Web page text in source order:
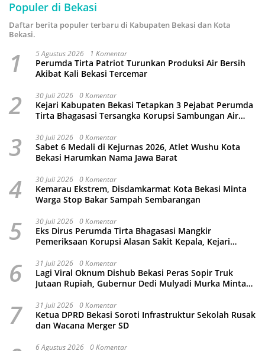
Populer di Bekasi
Daftar berita populer terbaru di Kabupaten Bekasi dan Kota
Bekasi.
1 5 Agustus 2026 1 Komentar
Perumda Tirta Patriot Turunkan Produksi Air Bersih
Akibat Kali Bekasi Tercemar
2 30 Juli 2026 0 Komentar
Kejari Kabupaten Bekasi Tetapkan 3 Pejabat Perumda
Tirta Bhagasasi Tersangka Korupsi Sambungan Air
3 30 Juli 2026 0 Komentar
Sabet 6 Medali di Kejurnas 2026, Atlet Wushu Kota
Bekasi Harumkan Nama Jawa Barat
4 30 Juli 2026 0 Komentar
Kemarau Ekstrem, Disdamkarmat Kota Bekasi Minta
Warga Stop Bakar Sampah Sembarangan
5 30 Juli 2026 0 Komentar
Eks Dirus Perumda Tirta Bhagasasi Mangkir
Pemeriksaan Korupsi Alasan Sakit Kepala, Kejari
6 31 Juli 2026 0 Komentar
Lagi Viral Oknum Dishub Bekasi Peras Sopir Truk
Jutaan Rupiah, Gubernur Dedi Mulyadi Murka Minta
7 31 Juli 2026 0 Komentar
Ketua DPRD Bekasi Soroti Infrastruktur Sekolah Rusak
dan Wacana Merger SD
6 Agustus 2026 0 Komentar